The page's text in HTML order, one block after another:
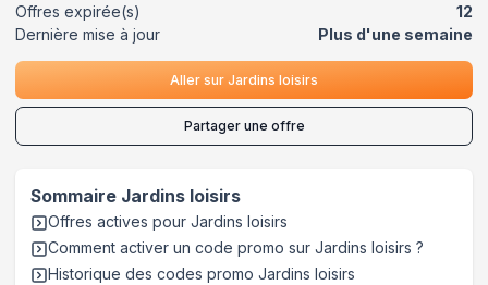
Offres expirée(s)
12
Dernière mise à jour
Plus d'une semaine
Aller sur Jardins loisirs
Partager une offre
Sommaire Jardins loisirs
Offres actives pour Jardins loisirs
Comment activer un code promo sur Jardins loisirs ?
Historique des codes promo Jardins loisirs